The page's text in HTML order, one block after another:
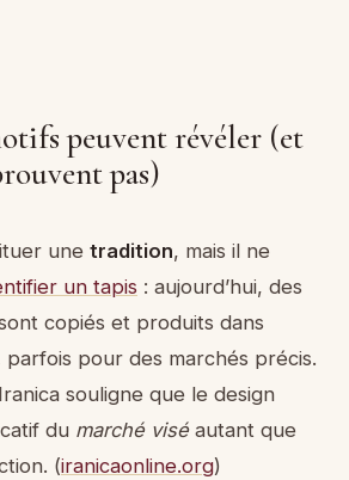
peuvent révéler (et
pas)
une tradition, mais il ne
un tapis : aujourd’hui, des
copiés et produits dans
parfois pour des marchés précis.
souligne que le design
du marché viséautant que
(iranicaonline.org)